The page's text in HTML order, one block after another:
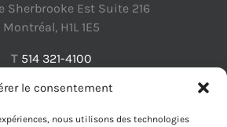
le consentement
nous utilisons des technologies
Sherbrooke Est Suite 216
Montréal, H1L 1E5
T 514 321-4100